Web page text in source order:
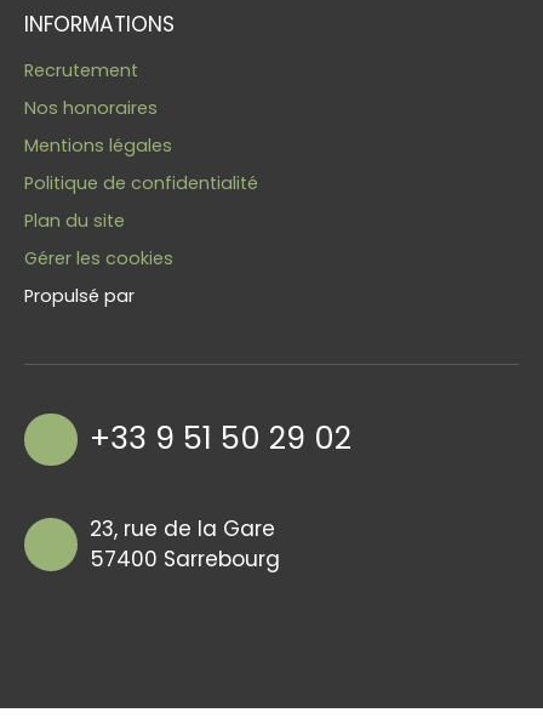
INFORMATIONS
Recrutement
Nos honoraires
Mentions légales
Politique de confidentialité
Plan du site
Gérer les cookies
Propulsé par
+33 9 51 50 29 02
23, rue de la Gare
57400 Sarrebourg